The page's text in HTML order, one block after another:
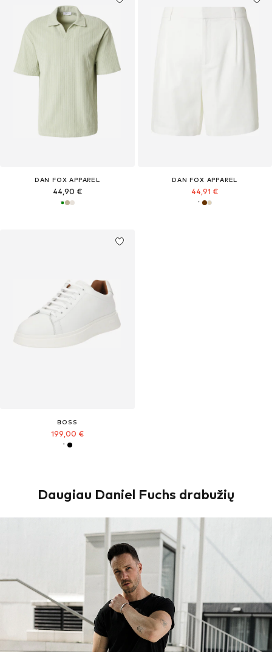
DAN FOX APPAREL
44,90 €
DAN FOX APPAREL
44,91 €
BOSS
199,00 €
Daugiau Daniel Fuchs drabužių